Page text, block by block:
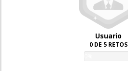
Usuario
0 DE 5 RETOS